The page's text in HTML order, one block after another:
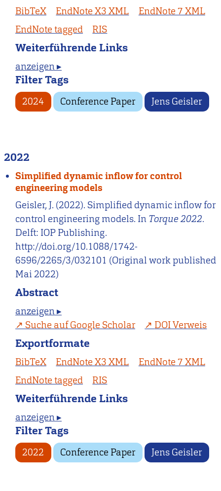
BibTeX EndNote X3 XML
EndNote 7 XML
EndNote tagged
RIS
Weiterführende Links
anzeigen ▸
Filter Tags
2024 Conference Paper Jens Geisler
2022
Simplified dynamic inflow for control
engineering models
Geisler, J. (2022). Simplified dynamic inflow for
control engineering models. In Torque 2022.
Delft: IOP Publishing.
http://doi.org/10.1088/1742-
6596/2265/3/032101 (Original work published
Mai 2022)
Abstract
anzeigen ▸
Suche auf Google Scholar
DOI Verweis
Exportformate
BibTeX EndNote X3 XML
EndNote 7 XML
EndNote tagged
RIS
Weiterführende Links
anzeigen ▸
Filter Tags
2022 Conference Paper Jens Geisler